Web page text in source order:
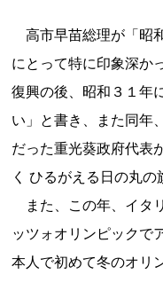
高市早苗総理が「昭
にとって特に印象深か
復興の後、昭和３１年
い」と書き、また同年
だった重光葵政府代表
く ひるがえる日の丸の
また、この年、イタ
ッツォオリンピックで
本人で初めて冬のオリ